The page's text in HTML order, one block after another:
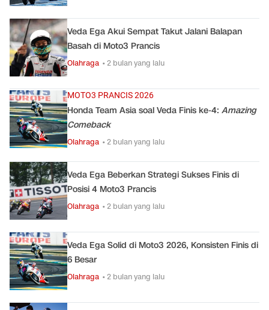
Veda Ega Akui Sempat Takut Jalani Balapan
Basah di Moto3 Prancis
Olahraga • 2 bulan yang lalu
MOTO3 PRANCIS 2026
Honda Team Asia soal Veda Finis ke-4: Amazing
Comeback
Olahraga • 2 bulan yang lalu
Veda Ega Beberkan Strategi Sukses Finis di
Posisi 4 Moto3 Prancis
Olahraga • 2 bulan yang lalu
Veda Ega Solid di Moto3 2026, Konsisten Finis di
6 Besar
Olahraga • 2 bulan yang lalu